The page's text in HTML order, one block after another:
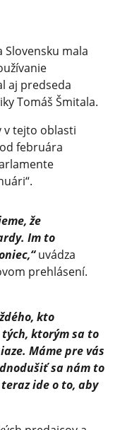
mala
aj predseda
Tomáš Šmitala.
v tejto oblasti
februára
že
Im to
uvádza
prehlásení.
kto
ktorým sa to
Máme pre vás
sa nám to
ide o to, aby